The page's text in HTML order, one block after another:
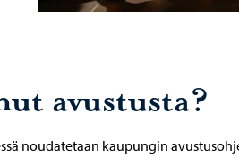
avustusta?
noudatetaan kaupungin